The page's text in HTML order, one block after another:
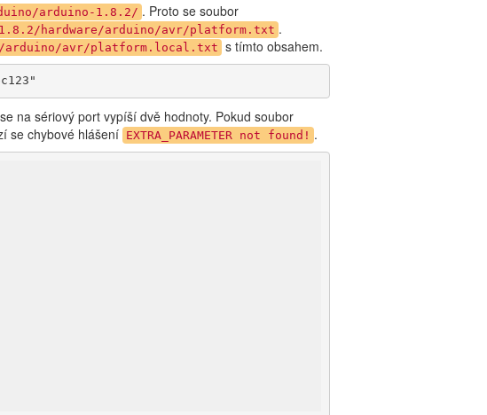
arduino-1.8.2/ . Proto se soubor
hardware/arduino/avr/platform.txt .
arduino/avr/platform.local.txt s tímto obsahem.
se na sériový port vypíší dvě hodnoty. Pokud soubor
se chybové hlášení EXTRA_PARAMETER not found! .